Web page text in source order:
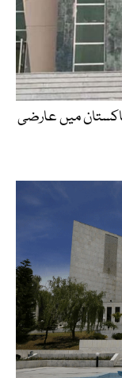
کی پاکستان میں عارضی